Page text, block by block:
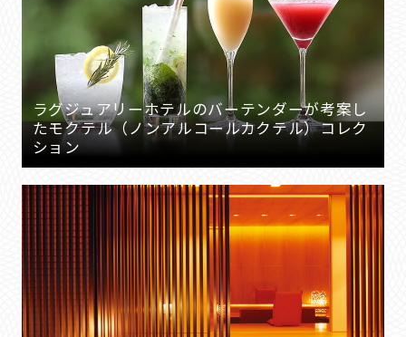
ラグジュアリーホテルのバーテンダーが考案し
たモクテル（ノンアルコールカクテル）コレク
ション